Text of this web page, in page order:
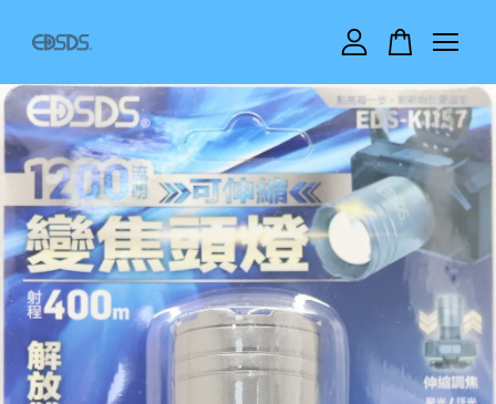
您的購物車目前還是空的。
繼續購物